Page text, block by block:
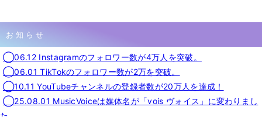
お知らせ
◯06.12 Instagramのフォロワー数が4万人を突破。
◯06.01 TikTokのフォロワー数が2万を突破。
◯10.11 YouTubeチャンネルの登録者数が20万人を達成！
◯25.08.01 MusicVoiceは媒体名が「vois ヴォイス」に変わりまし